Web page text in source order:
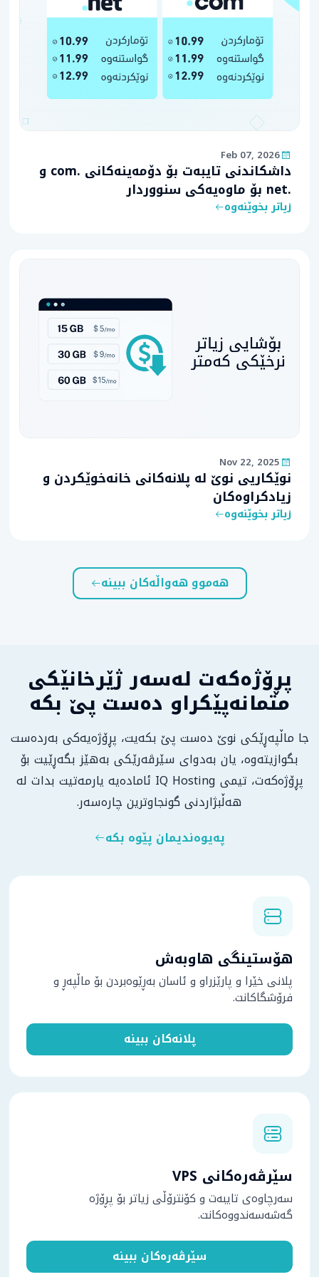
ابوالفضل التميمي
اني جداٍ ممنون الكم على الدعم الي قدمتوه .. الصراحة
ممتوقع اكو هيج خدمة بالعراق .. اتمنالكم التوفيق
والمزيد من النجاح..
جزء من الرد الي كتبته بتذاكر الدعم .. لان اعرف شلعت
كلوبهم بعدد تذ...
Feb 07, 2026
داشکاندنی تایبەت بۆ دۆمەینەکانی .com و
.net بۆ ماوەیەکی سنووردار
زیاتر بخوێنەوە
Nov 22, 2025
نوێکاریی نوێ لە پلانەکانی خانەخوێکردن و
زیادکراوەکان
زیاتر بخوێنەوە
هەموو هەواڵەکان ببینە
پڕۆژەکەت لەسەر ژێرخانێکی
متمانەپێکراو دەست پێ بکە
جا ماڵپەڕێکی نوێ دەست پێ بکەیت، پڕۆژەیەکی بەردەست
بگوازیتەوە، یان بەدوای سێرڤەرێکی بەهێز بگەڕێیت بۆ
پڕۆژەکەت، تیمی IQ Hosting ئامادەیە یارمەتیت بدات لە
هەڵبژاردنی گونجاوترین چارەسەر.
پەیوەندیمان پێوە بکە
هۆستینگی هاوبەش
پلانی خێرا و پارێزراو و ئاسان بەڕێوەبردن بۆ ماڵپەڕ و
فرۆشگاکانت.
پلانەکان ببینە
سێرڤەرەکانی VPS
سەرچاوەی تایبەت و کۆنترۆڵی زیاتر بۆ پڕۆژە
گەشەسەندووەکانت.
سێرڤەرەکان ببینە